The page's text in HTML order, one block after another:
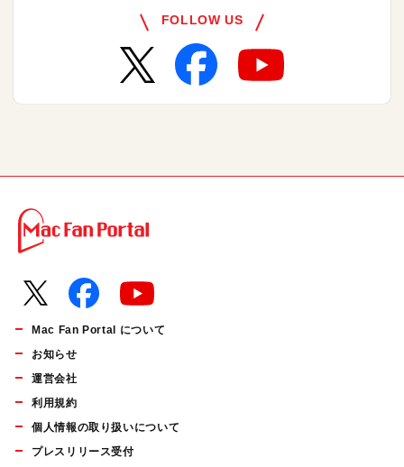
FOLLOW US
Mac Fan Portal について
お知らせ
運営会社
利用規約
個人情報の取り扱いについて
プレスリリース受付